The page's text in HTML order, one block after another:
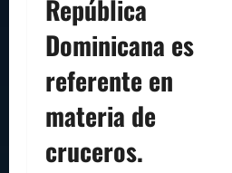
República
Dominicana es
referente en
materia de
cruceros.